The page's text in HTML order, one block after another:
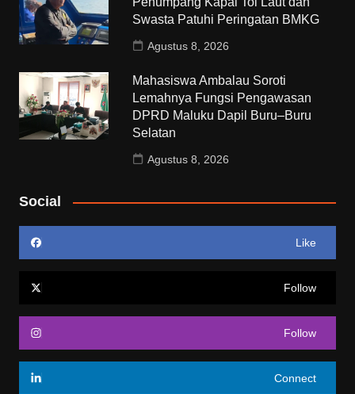
Swasta Patuhi Peringatan BMKG
Agustus 8, 2026
Mahasiswa Ambalau Soroti
Lemahnya Fungsi Pengawasan
DPRD Maluku Dapil Buru–Buru
Selatan
Agustus 8, 2026
Social
Like
Follow
Follow
Connect